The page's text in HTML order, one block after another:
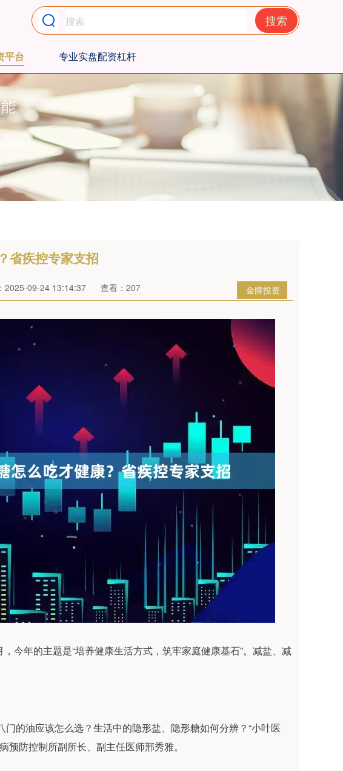
搜索
平台 专业实盘配资杠杆
服务！
省疾控专家支招
金牌投资
2025-09-24 13:14:37 查看：207
今年的主题是“培养健康生活方式，筑牢家庭健康基石”。减盐、减
的油应该怎么选？生活中的隐形盐、隐形糖如何分辨？“小叶医
预防控制所副所长、副主任医师邢秀雅。